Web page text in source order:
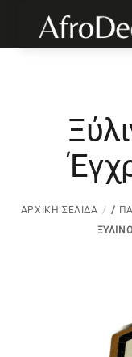
content
ΑΡΧΙΚΉ ΣΕΛΊΔΑ /